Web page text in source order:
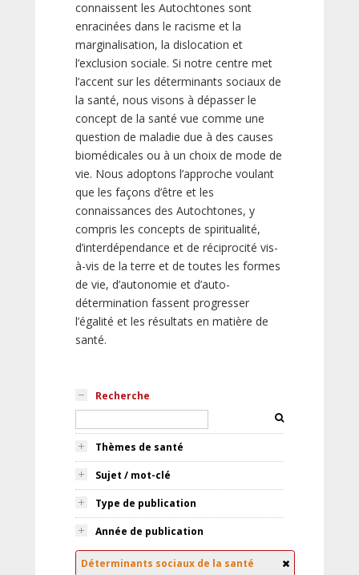
connaissent les Autochtones sont
enracinées dans le racisme et la
marginalisation, la dislocation et
l’exclusion sociale. Si notre centre met
l’accent sur les déterminants sociaux de
la santé, nous visons à dépasser le
concept de la santé vue comme une
question de maladie due à des causes
biomédicales ou à un choix de mode de
vie. Nous adoptons l’approche voulant
que les façons d’être et les
connaissances des Autochtones, y
compris les concepts de spiritualité,
d’interdépendance et de réciprocité vis-
à-vis de la terre et de toutes les formes
de vie, d’autonomie et d’auto-
détermination fassent progresser
l’égalité et les résultats en matière de
santé.
Recherche
Thèmes de santé
Sujet / mot-clé
Type de publication
Année de publication
Déterminants sociaux de la santé